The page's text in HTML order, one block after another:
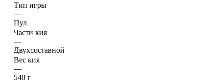
Тип игры
—
Пул
Части кия
—
Двухсоставной
Вес кия
—
540 г